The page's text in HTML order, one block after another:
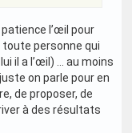
l’œil pour
toute personne qui
il a l’œil) … au moins
on parle pour en
de proposer, de
à des résultats